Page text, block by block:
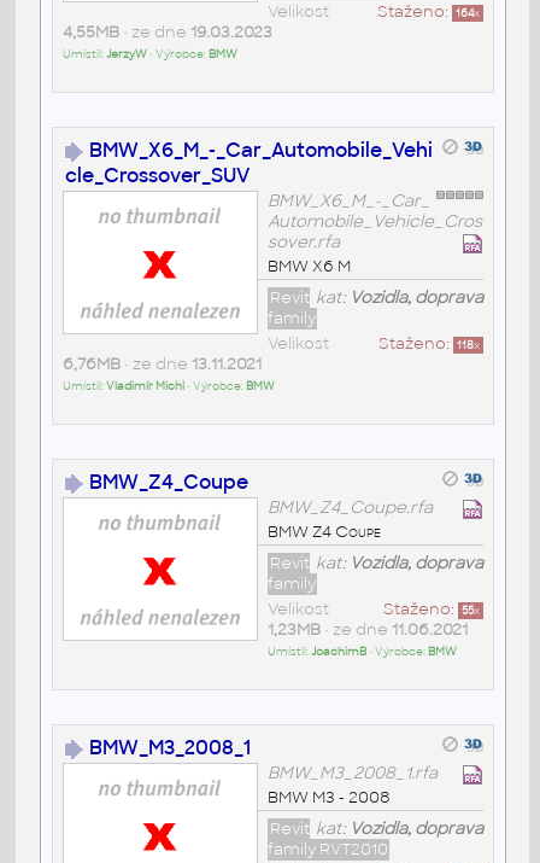
Staženo: 164x
Velikost
4,55MB• ze dne 19.03.2023
Umístil:JerzyW• Výrobce: BMW
BMW_X6_M_-_Car_Automobile_Vehi
cle_Crossover_SUV
BMW_X6_M_-_Car_
Automobile_Vehicle_Cros
sover.rfa
BMW X6 M
kat: Vozidla, doprava
Revit
family
Staženo: 118x
Velikost
6,76MB• ze dne 13.11.2021
Umístil:Vladimír Michl • Výrobce: BMW
BMW_Z4_Coupe
BMW_Z4_Coupe.rfa
BMW Z4 Coupe
kat: Vozidla, doprava
Revit
family
Staženo: 55x
Velikost
1,23MB• ze dne 11.06.2021
Umístil:JoachimB• Výrobce: BMW
BMW_M3_2008_1
BMW_M3_2008_1.rfa
BMW M3 - 2008
kat: Vozidla, doprava
Revit
family RVT2010